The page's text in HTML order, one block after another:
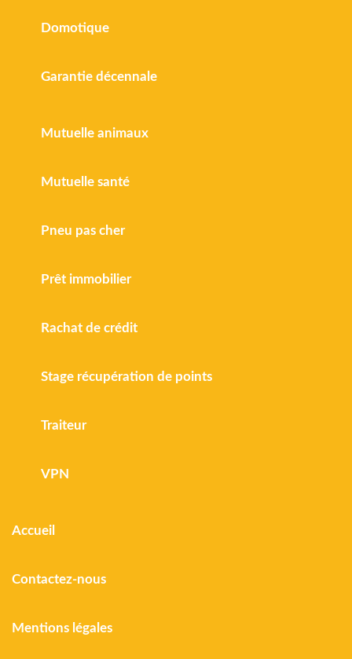
Domotique
Garantie décennale
Mutuelle animaux
Mutuelle santé
Pneu pas cher
Prêt immobilier
Rachat de crédit
Stage récupération de points
Traiteur
VPN
Accueil
Contactez-nous
Mentions légales